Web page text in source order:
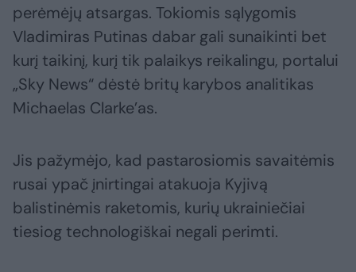
perėmėjų atsargas. Tokiomis sąlygomis
Vladimiras Putinas dabar gali sunaikinti bet
kurį taikinį, kurį tik palaikys reikalingu, portalui
„Sky News“ dėstė britų karybos analitikas
Michaelas Clarke’as.
Jis pažymėjo, kad pastarosiomis savaitėmis
rusai ypač įnirtingai atakuoja Kyjivą
balistinėmis raketomis, kurių ukrainiečiai
tiesiog technologiškai negali perimti.